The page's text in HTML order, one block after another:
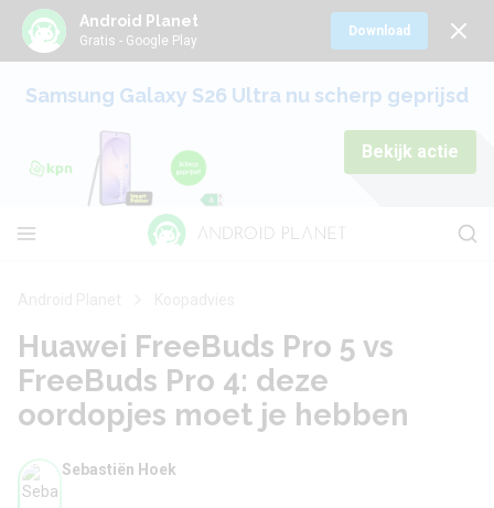
Android Planet
Gratis - Google Play
Download
Samsung Galaxy S26 Ultra nu scherp geprijsd
Bekijk actie
Huawei FreeBuds Pro 5 vs
FreeBuds Pro 4: deze
oordopjes moet je hebben
Sebastiën Hoek